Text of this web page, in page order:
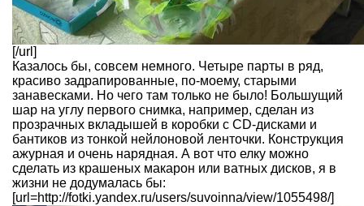
[/url]
Казалось бы, совсем немного. Четыре парты в ряд,
красиво задрапированные, по-моему, старыми
занавесками. Но чего там только не было! Большущий
шар на углу первого снимка, например, сделан из
прозрачных вкладышей в коробки с CD-дисками и
бантиков из тонкой нейлоновой ленточки. Конструкция
ажурная и очень нарядная. А вот что елку можно
сделать из крашеных макарон или ватных дисков, я в
жизни не додумалась бы:
[url=http://fotki.yandex.ru/users/suvoinna/view/1055498/]